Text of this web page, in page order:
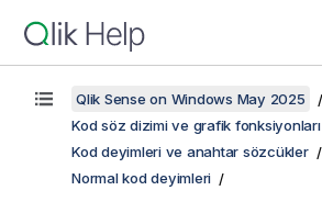
Qlik Sense on Windows May 2025
Kod söz dizimi ve grafik fonksiyonları
Kod deyimleri ve anahtar sözcükler
Normal kod deyimleri